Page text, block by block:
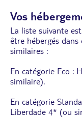
Vos
La liste suivante
être hébergés
similaires :
En catégorie Eco :
similaire).
En catégorie
Liberdade 4* (ou